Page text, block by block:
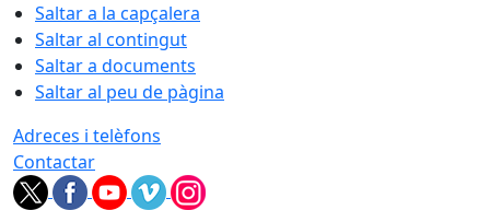
Saltar a la capçalera
Saltar al contingut
Saltar a documents
Saltar al peu de pàgina
Adreces i telèfons
Contactar